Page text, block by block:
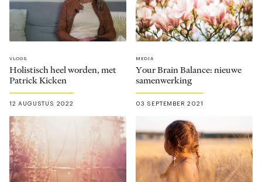
VLOGS
Holistisch heel worden, met
Patrick Kicken
12 AUGUSTUS 2022
MEDIA
Your Brain Balance: nieuwe
samenwerking
03 SEPTEMBER 2021